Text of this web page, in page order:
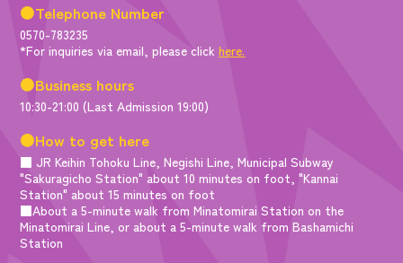
●Telephone Number
0570-783235
*For inquiries via email, please clickhere.
●Business hours
10:30-21:00 (Last Admission 19:00)
●How to get here
■ JR Keihin Tohoku Line, Negishi Line, Municipal Subway
"Sakuragicho Station" about 10 minutes on foot, "Kannai
Station" about 15 minutes on foot
■About a 5-minute walk from Minatomirai Station on the
Minatomirai Line, or about a 5-minute walk from Bashamichi
Station